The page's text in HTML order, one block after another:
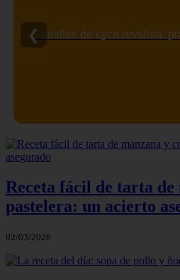
Semillas de cyca revoluta:
❮
Receta fácil de tarta de
pastelera: un acierto
02/03/2026